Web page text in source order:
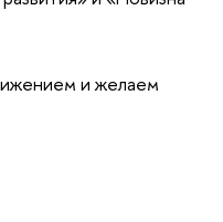
и желаем